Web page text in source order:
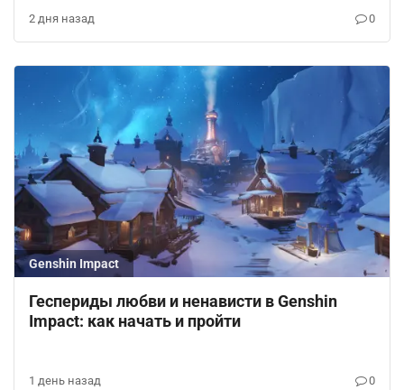
2 дня назад 0
Genshin Impact
Геспериды любви и ненависти в Genshin
Impact: как начать и пройти
1 день назад 0